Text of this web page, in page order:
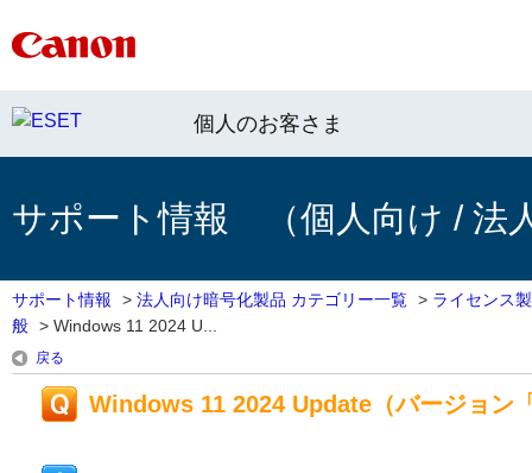
個人のお客さま
サポート情報 （個人向け / 法
サポート情報 > 法人向け暗号化製品 カテゴリー一覧 > ライセンス
般 > Windows 11 2024 U...
戻る
Windows 11 2024 Update（バージョン